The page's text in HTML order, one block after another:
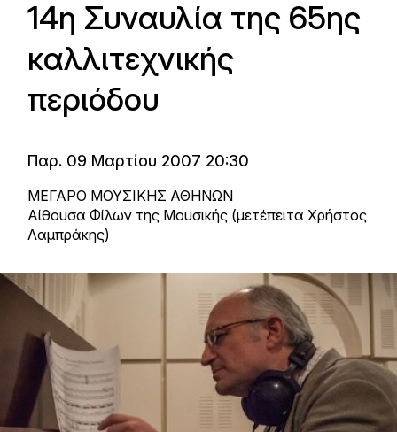
14η Συναυλία της 65ης
καλλιτεχνικής
περιόδου
Παρ. 09 Μαρτίου 2007 20:30
ΜΕΓΑΡΟ ΜΟΥΣΙΚΗΣ ΑΘΗΝΩΝ
Αίθουσα Φίλων της Μουσικής (μετέπειτα Χρήστος
Λαμπράκης)